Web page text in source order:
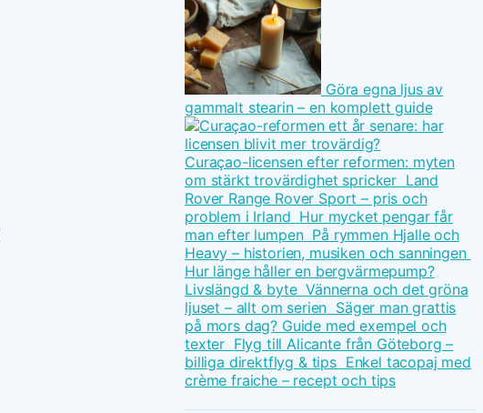
Göra egna ljus av
gammalt stearin – en komplett guide
Curaçao-licensen efter reformen: myten
om stärkt trovärdighet spricker Land
Rover Range Rover Sport – pris och
problem i Irland Hur mycket pengar får
man efter lumpen På rymmen Hjalle och
Heavy – historien, musiken och sanningen
Hur länge håller en bergvärmepump?
Livslängd & byte Vännerna och det gröna
ljuset – allt om serien Säger man grattis
på mors dag? Guide med exempel och
texter Flyg till Alicante från Göteborg –
billiga direktflyg & tips Enkel tacopaj med
crème fraiche – recept och tips